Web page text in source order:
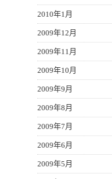
2010年1月
2009年12月
2009年11月
2009年10月
2009年9月
2009年8月
2009年7月
2009年6月
2009年5月